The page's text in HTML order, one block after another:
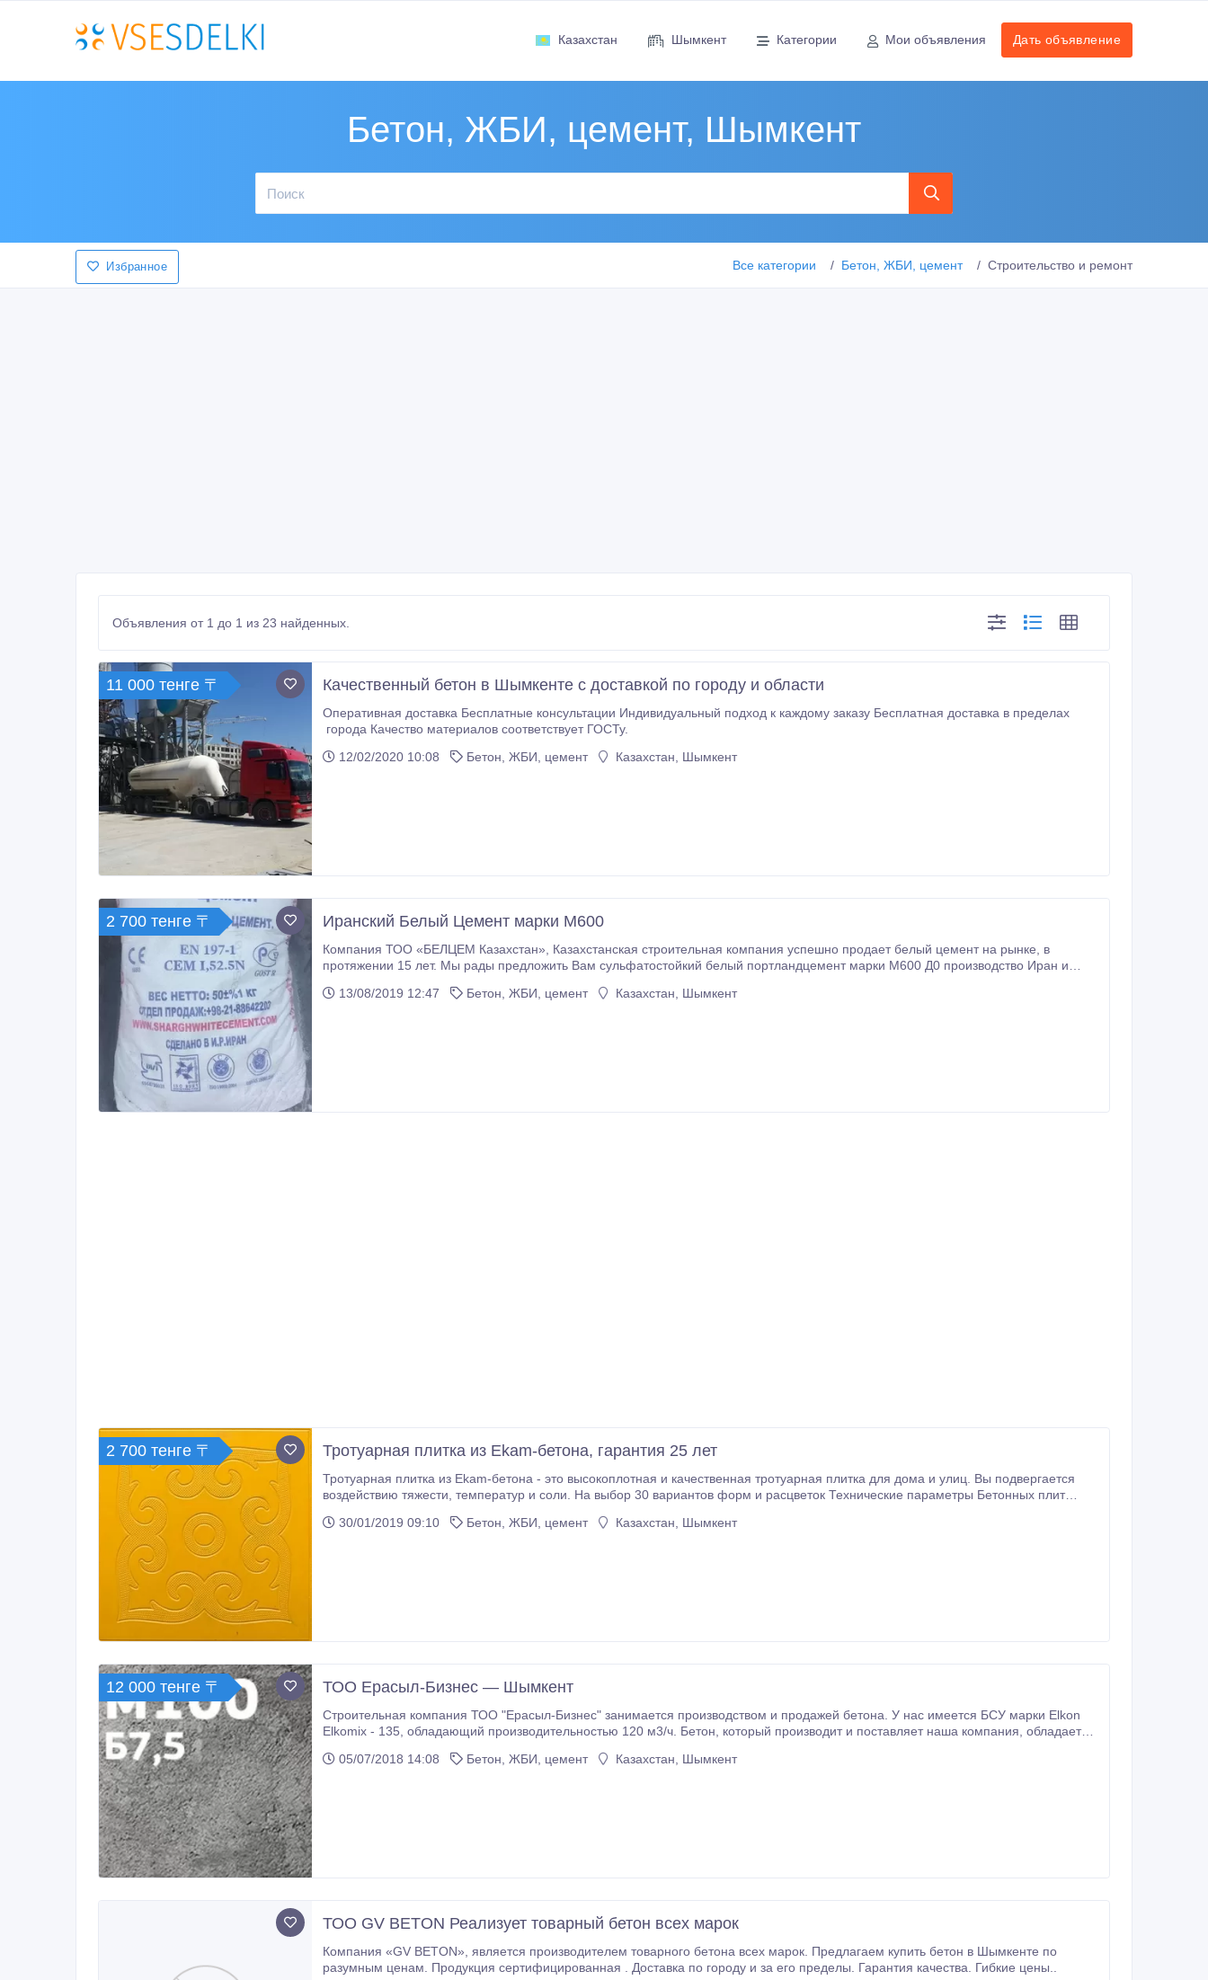
Казахстан Шымкент Категории Мои объявления Дать объявление
Бетон, ЖБИ, цемент, Шымкент
Избранное Все категории Бетон, ЖБИ, цемент Строительство и ремонт
Объявления от 1 до 1 из 23 найденных.
11 000 тенге 〒 Качественный бетон в Шымкенте с доставкой по городу и области
Оперативная доставка Бесплатные консультации Индивидуальный подход к каждому заказу Бесплатная доставка в пределах
города Качество материалов соответствует ГОСТу.
12/02/2020 10:08
Бетон, ЖБИ, цемент Казахстан, Шымкент
2 700 тенге 〒 Иранский Белый Цемент марки М600
Компания ТОО «БЕЛЦЕМ Казахстан», Казахстанская строительная компания успешно продает белый цемент на рынке, в
протяжении 15 лет. Мы рады предложить Вам сульфатостойкий белый портландцемент марки М600 Д0 производство Иран и
13/08/2019 12:47
Бетон, ЖБИ, цемент Казахстан, Шымкент
2 700 тенге 〒 Тротуарная плитка из Ekam-бетона, гарантия 25 лет
Тротуарная плитка из Ekam-бетона - это высокоплотная и качественная тротуарная плитка для дома и улиц. Вы подвергается
воздействию тяжести, температур и соли. На выбор 30 вариантов форм и расцветок Технические параметры Бетонных плит
- min В35(M450) 2 Марка бетона по морозоустойчивости-F400, не менее 3 Водопоглощение % не более 1.
30/01/2019 09:10 Бетон, ЖБИ, цемент Казахстан, Шымкент
12 000 тенге 〒 ТОО Ерасыл-Бизнес — Шымкент
Строительная компания ТОО "Ерасыл-Бизнес" занимается производством и продажей бетона. У нас имеется БСУ марки Elkon
Elkomix - 135, обладающий производительностью 120 м3/ч. Бетон, который производит и поставляет наша компания, обладает
05/07/2018 14:08
Бетон, ЖБИ, цемент Казахстан, Шымкент
ТОО GV BETON Реализует товарный бетон всех марок
Компания «GV BETON», является производителем товарного бетона всех марок. Предлагаем купить бетон в Шымкенте по
разумным ценам. Продукция сертифицированная . Доставка по городу и за его пределы. Гарантия качества. Гибкие цены..